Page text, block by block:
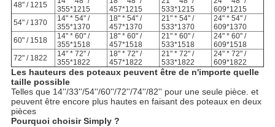
48" / 1215
355*1215
457*1215
533*1215
609*1215
54" / 1370
14" * 54" /
355*1370
18" * 54" /
457*1370
21" * 54" /
533*1370
24" * 54" /
609*1370
60" / 1518
14" * 60" /
355*1518
18" * 60" /
457*1518
21" * 60" /
533*1518
24" * 60" /
609*1518
72" / 1822
14" * 72" /
355*1822
18" * 72" /
457*1822
21" * 72" /
533*1822
24" * 72" /
609*1822
Les hauteurs des poteaux peuvent être de n'importe quelle
taille possible
Telles que 14''/33''/54''/60''/72''/74''/82'' pour une seule pièce. et
peuvent être encore plus hautes en faisant des poteaux en deux
pièces
Pourquoi choisir Simply ?